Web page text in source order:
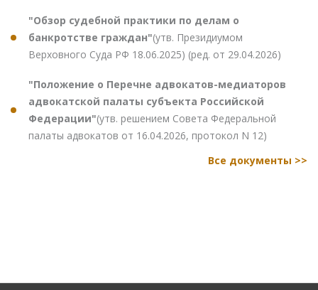
"Обзор судебной практики по делам о
банкротстве граждан"(утв. Президиумом
Верховного Суда РФ 18.06.2025) (ред. от 29.04.2026)
"Положение о Перечне адвокатов-медиаторов
адвокатской палаты субъекта Российской
Федерации"(утв. решением Совета Федеральной
палаты адвокатов от 16.04.2026, протокол N 12)
Все документы >>